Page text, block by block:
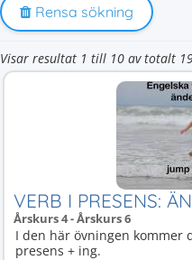
Rensa sökning
Visar resultat 1 till 10 av totalt
VERB I PRESENS:
Årskurs 4 - Årskurs 6
I den här övningen kommer
presens + ing.